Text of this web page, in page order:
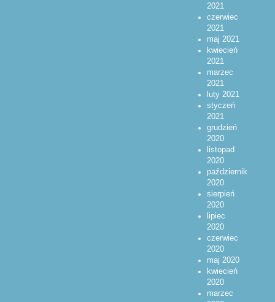
2021
czerwiec
2021
maj 2021
kwiecień
2021
marzec
2021
luty 2021
styczeń
2021
grudzień
2020
listopad
2020
październik
2020
sierpień
2020
lipiec
2020
czerwiec
2020
maj 2020
kwiecień
2020
marzec